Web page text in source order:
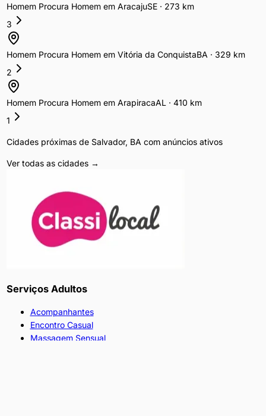
Homem Procura Homemem AracajuSE· 273 km
3
Homem Procura Homemem Vitória da ConquistaBA · 329 km
2
Homem Procura Homemem ArapiracaAL · 410 km
1
Cidades próximas de Salvador, BA com anúncios ativos
Ver todas as cidades →
Serviços Adultos
Acompanhantes
Encontro Casual
Massagem Sensual